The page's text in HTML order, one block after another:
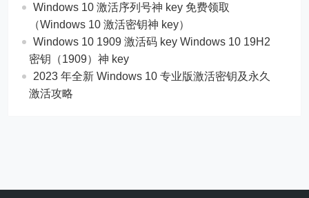
Windows 10 激活序列号神 key 免费领取
（Windows 10 激活密钥神 key）
Windows 10 1909 激活码 key Windows 10 19H2
密钥（1909）神 key
2023 年全新 Windows 10 专业版激活密钥及永久
激活攻略